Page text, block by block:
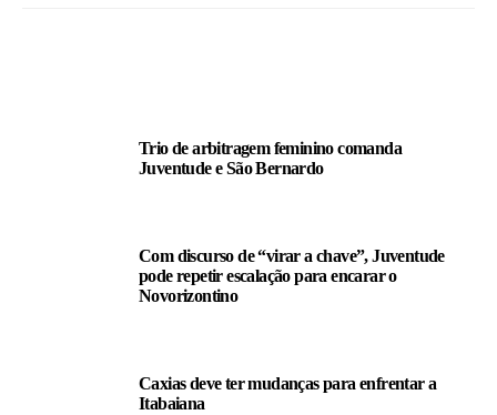
Trio de arbitragem feminino comanda
Juventude e São Bernardo
Com discurso de “virar a chave”, Juventude
pode repetir escalação para encarar o
Novorizontino
Caxias deve ter mudanças para enfrentar a
Itabaiana